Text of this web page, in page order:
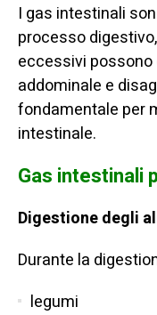
I gas intestinali
processo
eccessivi
addominale e
fondamentale per
intestinale.
Gas intestinali
Digestione degli
Durante la
legumi